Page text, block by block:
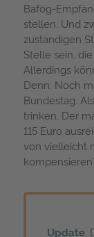
Bafög-
stellen. Und
zuständigen
Stelle sein,
Allerdings
Denn: Noch
Bundestag.
trinken. Der
115 Euro
von vielleicht
Update: